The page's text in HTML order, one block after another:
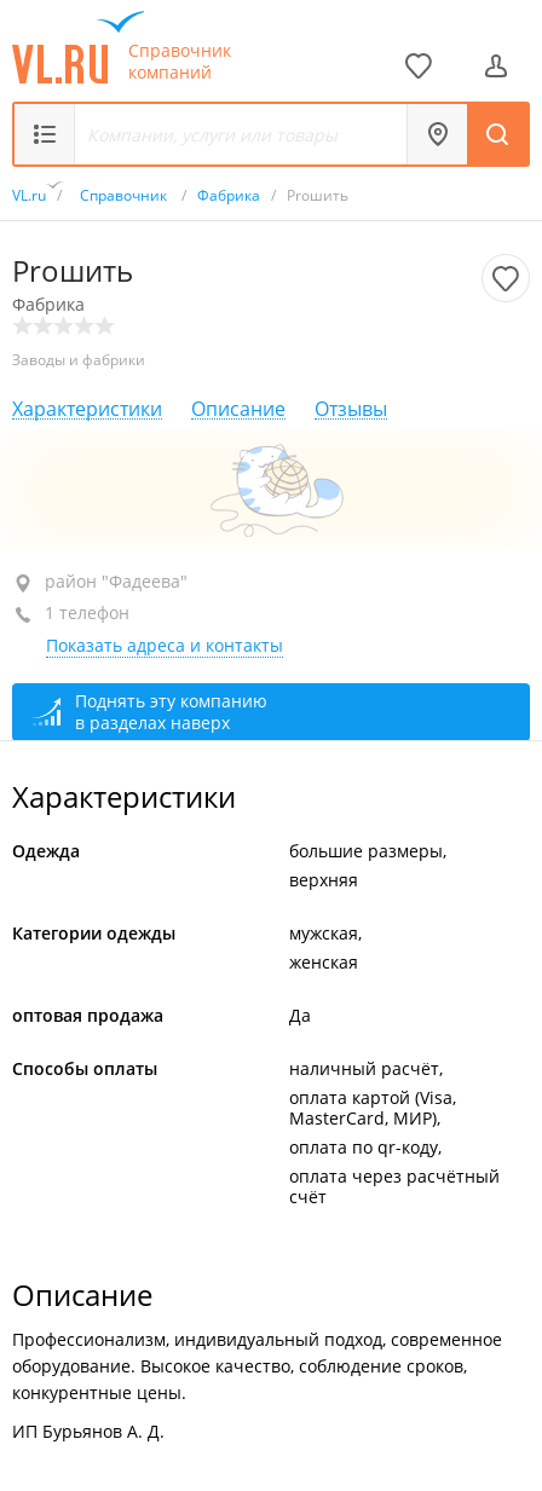
Справочник
компаний
VL.ru / Справочник / Фабрика / Proшить
Proшить
Фабрика
Заводы и фабрики
Характеристики Описание Отзывы
район "Фадеева", ул. Воропаева, 11
3-й этаж, оф. 305
+7 999 614-63-47
сегодня закрыто
район "Фадеева"
1 телефон
Показать адреса и контакты
Поднять эту компанию
в разделах наверх
Характеристики
Одежда
большие размеры
верхняя
Категории одежды
мужская
женская
оптовая продажа Да
Способы оплаты
наличный расчёт
оплата картой (Visa,
MasterCard, МИР)
оплата по qr-коду
оплата через расчётный
счёт
Описание
Профессионализм, индивидуальный подход, современное
оборудование. Высокое качество, соблюдение сроков,
конкурентные цены.
ИП Бурьянов А. Д.